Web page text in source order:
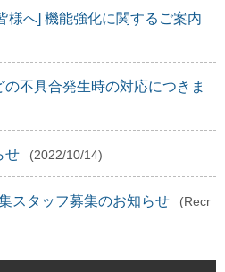
様へ] 機能強化に関するご案内
不具合発生時の対応につきま
せ (2022/10/14)
スタッフ募集のお知らせ
(Recr